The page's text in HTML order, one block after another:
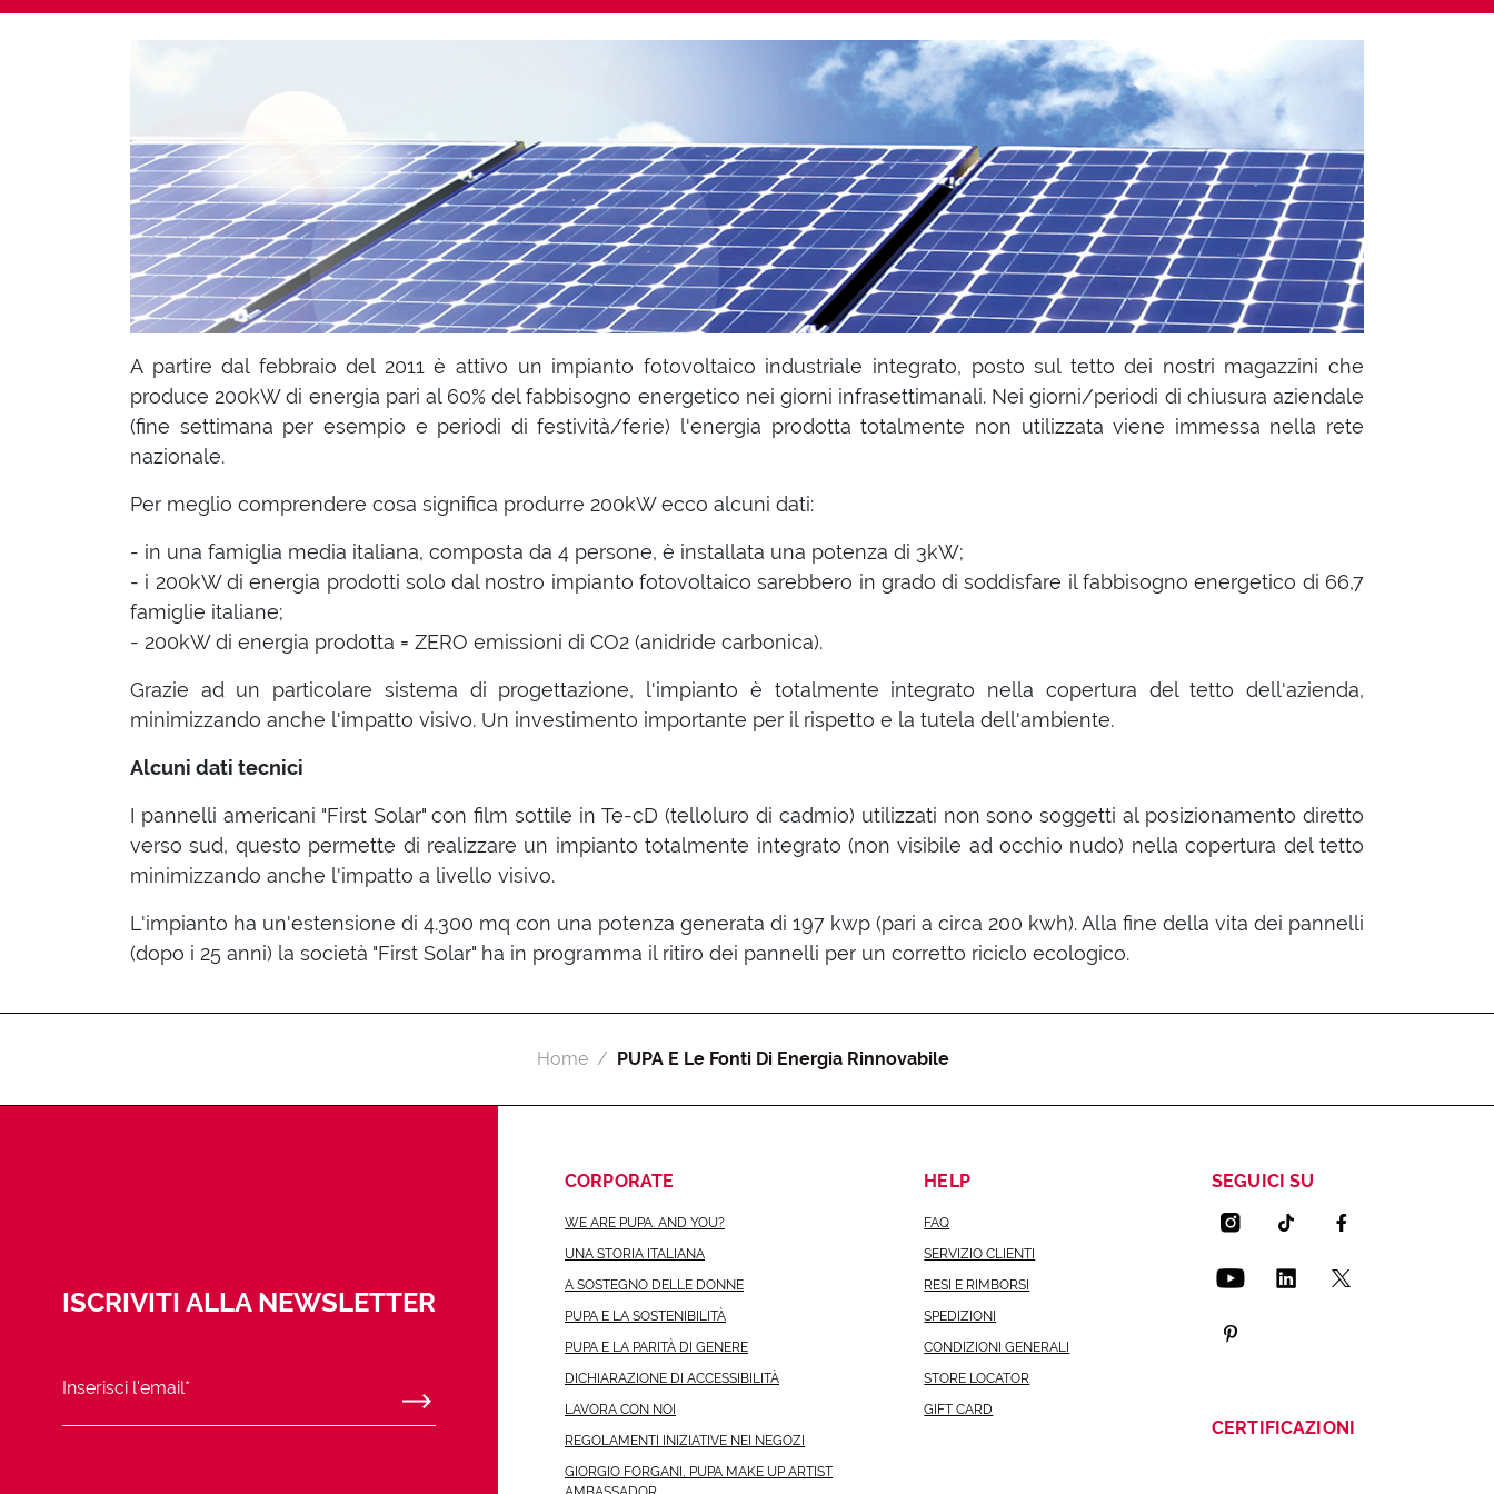
A partire dal febbraio del 2011 è attivo un impianto fotovoltaico industriale integrato, posto sul tetto dei nostri magazzini che
produce 200kW di energia pari al 60% del fabbisogno energetico nei giorni infrasettimanali. Nei giorni/periodi di chiusura aziendale
(fine settimana per esempio e periodi di festività/ferie) l'energia prodotta totalmente non utilizzata viene immessa nella rete
nazionale.
Per meglio comprendere cosa significa produrre 200kW ecco alcuni dati:
- in una famiglia media italiana, composta da 4 persone, è installata una potenza di 3kW;
- i 200kW di energia prodotti solo dal nostro impianto fotovoltaico sarebbero in grado di soddisfare il fabbisogno energetico di 66,7
famiglie italiane;
- 200kW di energia prodotta = ZERO emissioni di CO2 (anidride carbonica).
Grazie ad un particolare sistema di progettazione, l'impianto è totalmente integrato nella copertura del tetto dell'azienda,
minimizzando anche l'impatto visivo. Un investimento importante per il rispetto e la tutela dell'ambiente.
Alcuni dati tecnici
I pannelli americani "First Solar" con film sottile in Te-cD (telloluro di cadmio) utilizzati non sono soggetti al posizionamento diretto
verso sud, questo permette di realizzare un impianto totalmente integrato (non visibile ad occhio nudo) nella copertura del tetto
minimizzando anche l'impatto a livello visivo.
L'impianto ha un'estensione di 4.300 mq con una potenza generata di 197 kwp (pari a circa 200 kwh). Alla fine della vita dei pannelli
(dopo i 25 anni) la società "First Solar" ha in programma il ritiro dei pannelli per un corretto riciclo ecologico.
Home PUPA E Le Fonti Di Energia Rinnovabile
ISCRIVITI ALLA NEWSLETTER
CORPORATE
WE ARE PUPA. AND YOU?
UNA STORIA ITALIANA
A SOSTEGNO DELLE DONNE
PUPA E LA SOSTENIBILITÀ
PUPA E LA PARITÀ DI GENERE
DICHIARAZIONE DI ACCESSIBILITÀ
LAVORA CON NOI
REGOLAMENTI INIZIATIVE NEI NEGOZI
GIORGIO FORGANI, PUPA MAKE UP ARTIST
HELP
FAQ
SERVIZIO CLIENTI
RESI E RIMBORSI
SPEDIZIONI
CONDIZIONI GENERALI
STORE LOCATOR
GIFT CARD
SEGUICI SU
CERTIFICAZIONI